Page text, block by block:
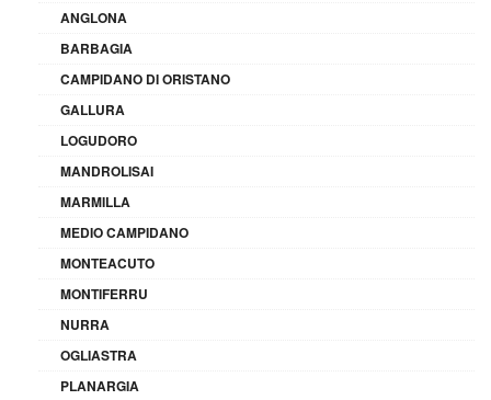
ANGLONA
BARBAGIA
CAMPIDANO DI ORISTANO
GALLURA
LOGUDORO
MANDROLISAI
MARMILLA
MEDIO CAMPIDANO
MONTEACUTO
MONTIFERRU
NURRA
OGLIASTRA
PLANARGIA